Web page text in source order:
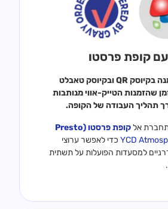
קופת פרסטו
הוסיפו ערוצי הזמנה בקיוסק QR ובקיוסק טאבלט
שהזמנות הטייק-אווי מנותבות
תהליך העבודה של הקופה.
קופת פרסטו (Presto
כדי לאפשר ערוצי
למסעדות הפועלות על תשתית